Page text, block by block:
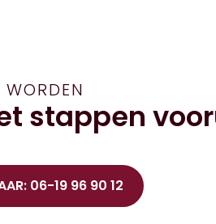
stappen
06-19 96 90 12